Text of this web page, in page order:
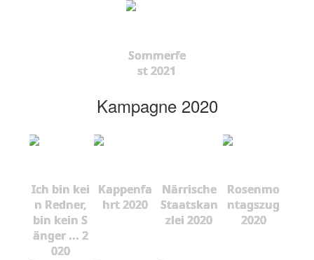
Sommerfe
st 2021
Kampagne 2020
Ich bin kei
n Redner,
bin kein S
änger ... 2
020
Kappenfa
hrt 2020
Närrische
Staatskan
zlei 2020
Rosenmo
ntagszug
2020